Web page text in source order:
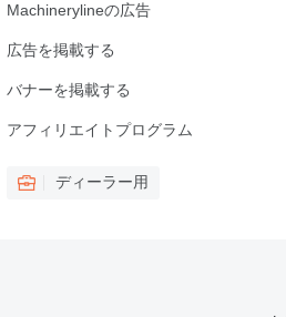
Machinerylineの広告
広告を掲載する
バナーを掲載する
アフィリエイトプログラム
ディーラー用